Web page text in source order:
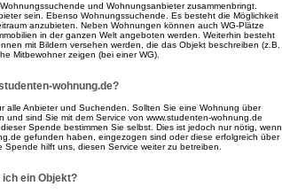
und Wohnungsanbieter zusammenbringt.
sein. Ebenso Wohnungssuchende. Es besteht die Möglichkeit
anzubieten. Neben Wohnungen können auch WG-Plätze
in der ganzen Welt angeboten werden. Weiterhin besteht
mit Bildern versehen werden, die das Objekt beschreiben (z.B.
Mitbewohner zeigen (bei einer WG).
wohnung.de?
alle Anbieter und Suchenden. Sollten Sie eine Wohnung über
sind Sie mit dem Service von www.studenten-wohnung.de
Spende bestimmen Sie selbst. Dies ist jedoch nur nötig, wenn
gefunden haben, eingezogen sind oder diese erfolgreich über
hilft uns, diesen Service weiter zu betreiben.
ich ein Objekt?